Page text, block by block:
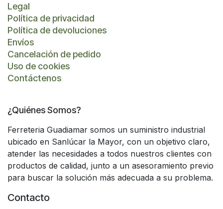
Legal
Política de privacidad
Política de devoluciones
Envíos
Cancelación de pedido
Uso de cookies
Contáctenos
¿Quiénes Somos?
Ferreteria Guadiamar somos un suministro industrial
ubicado en Sanlúcar la Mayor, con un objetivo claro,
atender las necesidades a todos nuestros clientes con
productos de calidad, junto a un asesoramiento previo
para buscar la solución más adecuada a su problema.
Contacto